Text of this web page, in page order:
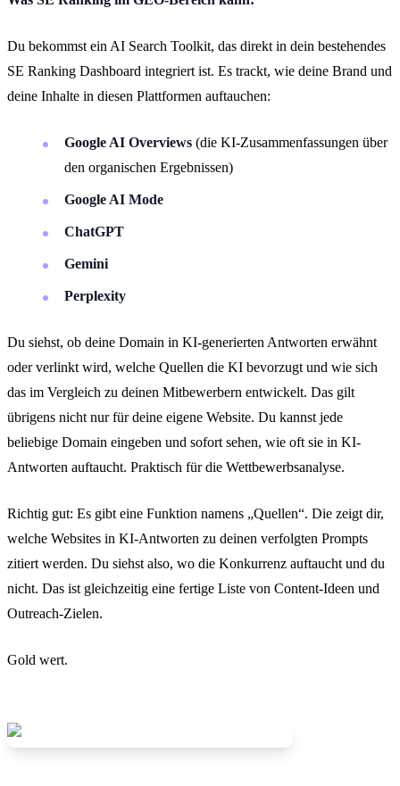
Du bekommst ein AI Search Toolkit, das direkt in dein bestehendes
SE Ranking Dashboard integriert ist. Es trackt, wie deine Brand und
deine Inhalte in diesen Plattformen auftauchen:
Google AI Overviews (die KI-Zusammenfassungen über
den organischen Ergebnissen)
Google AI Mode
ChatGPT
Gemini
Perplexity
Du siehst, ob deine Domain in KI-generierten Antworten erwähnt
oder verlinkt wird, welche Quellen die KI bevorzugt und wie sich
das im Vergleich zu deinen Mitbewerbern entwickelt. Das gilt
übrigens nicht nur für deine eigene Website. Du kannst jede
beliebige Domain eingeben und sofort sehen, wie oft sie in KI-
Antworten auftaucht. Praktisch für die Wettbewerbsanalyse.
Richtig gut: Es gibt eine Funktion namens „Quellen“. Die zeigt dir,
welche Websites in KI-Antworten zu deinen verfolgten Prompts
zitiert werden. Du siehst also, wo die Konkurrenz auftaucht und du
nicht. Das ist gleichzeitig eine fertige Liste von Content-Ideen und
Outreach-Zielen.
Gold wert.